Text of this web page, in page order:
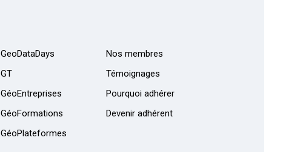
GeoDataDays
GT
GéoEntreprises
GéoFormations
GéoPlateformes
Nos membres
Témoignages
Pourquoi adhérer
Devenir adhérent